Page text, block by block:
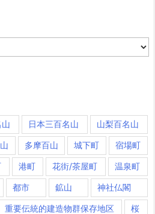
日本三百名山 山梨百名山
多摩百山 城下町 宿場町
港町 花街/茶屋町 温泉町
都市 鉱山 神社仏閣
重要伝統的建造物群保存地区 桜